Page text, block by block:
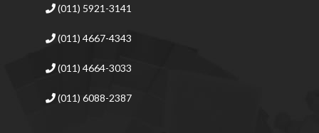
(011) 5921-3141
(011) 4667-4343
(011) 4664-3033
(011) 6088-2387